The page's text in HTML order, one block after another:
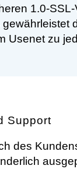
1.0-
Usenet zu
Support